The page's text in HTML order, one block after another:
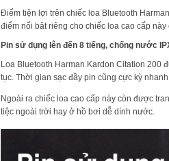
Điểm tiện lợi trên chiếc loa Bluetooth
điểm nổi bật riêng cho chiếc loa cao cấp
Pin sử dụng lên đến 8 tiếng, chống nước
Loa Bluetooth Harman Kardon Citation 200
tục. Thời gian sạc đầy pin cũng cực kỳ
Ngoài ra chiếc loa cao cấp này còn được
tiệc ngoài trời hay ở hồ bơi dễ dính nước.